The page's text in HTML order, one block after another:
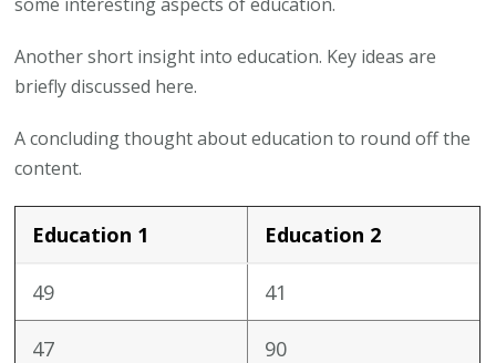
Another short insight into education. Key ideas are
briefly discussed here.
A concluding thought about education to round off the
content.
Education 1 Education 2
49 41
47 90